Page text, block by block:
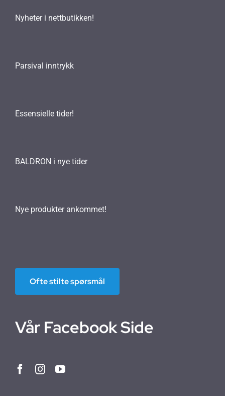
Nyheter i nettbutikken!
Parsival inntrykk
Essensielle tider!
BALDRON i nye tider
Nye produkter ankommet!
Ofte stilte spørsmål
Vår Facebook Side